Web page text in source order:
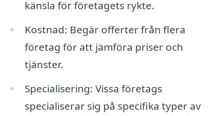
känsla för företagets rykte.
Kostnad: Begär offerter från flera
företag för att jämföra priser och
tjänster.
Specialisering: Vissa företags
specialiserar sig på specifika typer av